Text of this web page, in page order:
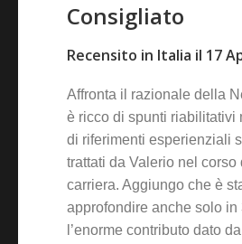
Consigliato
Recensito in Italia il 17
Affronta il razionale della
è ricco di spunti riabilitativi
di riferimenti esperienziali
trattati da Valerio nel corso
carriera. Aggiungo che è
approfondire anche solo in
l’enorme contributo dato